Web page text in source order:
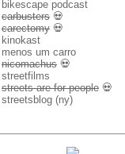
bikescape podcast
carbusters 💀
carectomy 💀
kinokast
menos um carro
nicomachus 💀
streetfilms
streets are for people 💀
streetsblog (ny)